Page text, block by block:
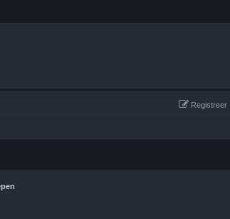
Registreer